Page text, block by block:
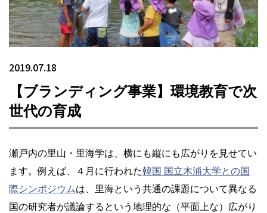
2019.07.18
【ブランディング事業】環境教育で次
世代の育成
瀬戸内の里山・里海学は、横にも縦にも広がりを見せてい
ます。例えば、４月に行われた韓国 国立木浦大学との国
際シンポジウムは、里海という共通の課題について異なる
国の研究者が議論するという地理的な（平面上な）広がり